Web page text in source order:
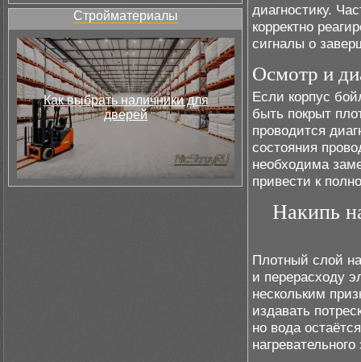
Стройматериалы
Как выбрать наличники для
дверей
диагностику.
корректно
сигналы о
Осмотр и
Если корпус
быть покрыт
проводится
состояния
необходима
привести к
Накипь
Плотный слой
и перерасходу
нескольким
издавать
но вода